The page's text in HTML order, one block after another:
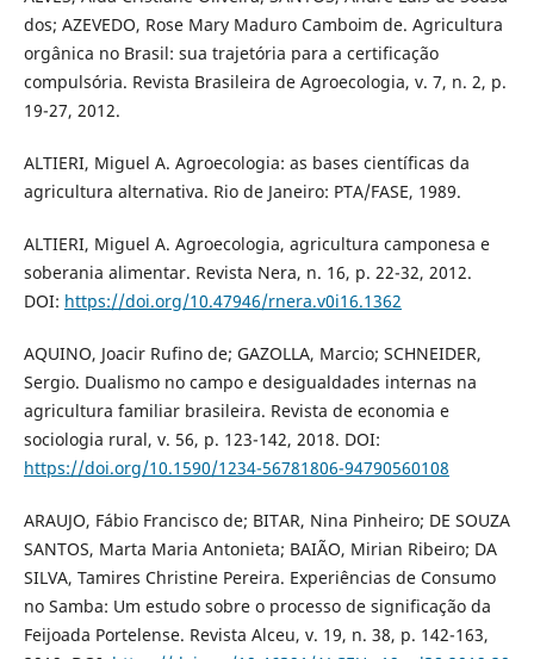
dos; AZEVEDO, Rose Mary Maduro Camboim de. Agricultura
orgânica no Brasil: sua trajetória para a certificação
compulsória. Revista Brasileira de Agroecologia, v. 7, n. 2, p.
19-27, 2012.
ALTIERI, Miguel A. Agroecologia: as bases científicas da
agricultura alternativa. Rio de Janeiro: PTA/FASE, 1989.
ALTIERI, Miguel A. Agroecologia, agricultura camponesa e
soberania alimentar. Revista Nera, n. 16, p. 22-32, 2012.
DOI: https://doi.org/10.47946/rnera.v0i16.1362
AQUINO, Joacir Rufino de; GAZOLLA, Marcio; SCHNEIDER,
Sergio. Dualismo no campo e desigualdades internas na
agricultura familiar brasileira. Revista de economia e
sociologia rural, v. 56, p. 123-142, 2018. DOI:
https://doi.org/10.1590/1234-56781806-94790560108
ARAUJO, Fábio Francisco de; BITAR, Nina Pinheiro; DE SOUZA
SANTOS, Marta Maria Antonieta; BAIÃO, Mirian Ribeiro; DA
SILVA, Tamires Christine Pereira. Experiências de Consumo
no Samba: Um estudo sobre o processo de significação da
Feijoada Portelense. Revista Alceu, v. 19, n. 38, p. 142-163,